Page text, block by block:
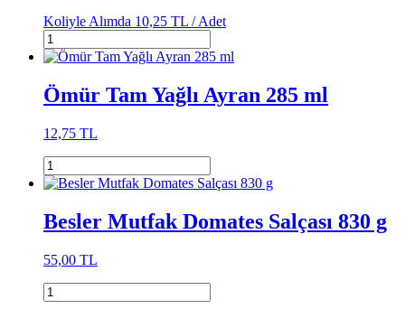
Koliyle Alımda 10,25 TL /Adet
Ömür Tam Yağlı Ayran 285 ml
12,75 TL
Besler Mutfak Domates Salçası 830 g
55,00 TL